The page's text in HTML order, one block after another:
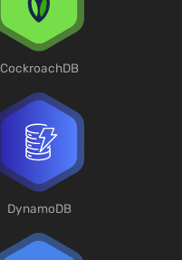
CockroachDB
DynamoDB